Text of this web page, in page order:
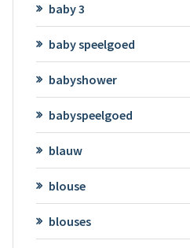
baby 3
baby speelgoed
babyshower
babyspeelgoed
blauw
blouse
blouses